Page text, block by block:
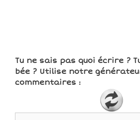
Tu ne sais pas quoi écrire ?
bée ? Utilise notre
commentaires :